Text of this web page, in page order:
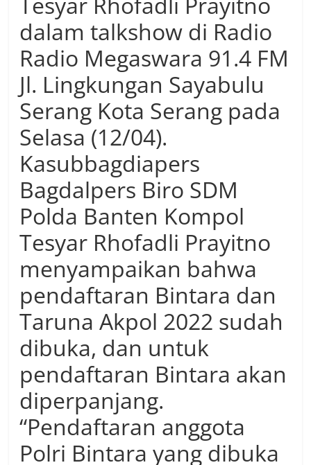
dalam talkshow di Radio
Radio Megaswara 91.4 FM
Jl. Lingkungan Sayabulu
Serang Kota Serang pada
Selasa (12/04).
Kasubbagdiapers
Bagdalpers Biro SDM
Polda Banten Kompol
Tesyar Rhofadli Prayitno
menyampaikan bahwa
pendaftaran Bintara dan
Taruna Akpol 2022 sudah
dibuka, dan untuk
pendaftaran Bintara akan
diperpanjang.
“Pendaftaran anggota
Polri Bintara yang dibuka